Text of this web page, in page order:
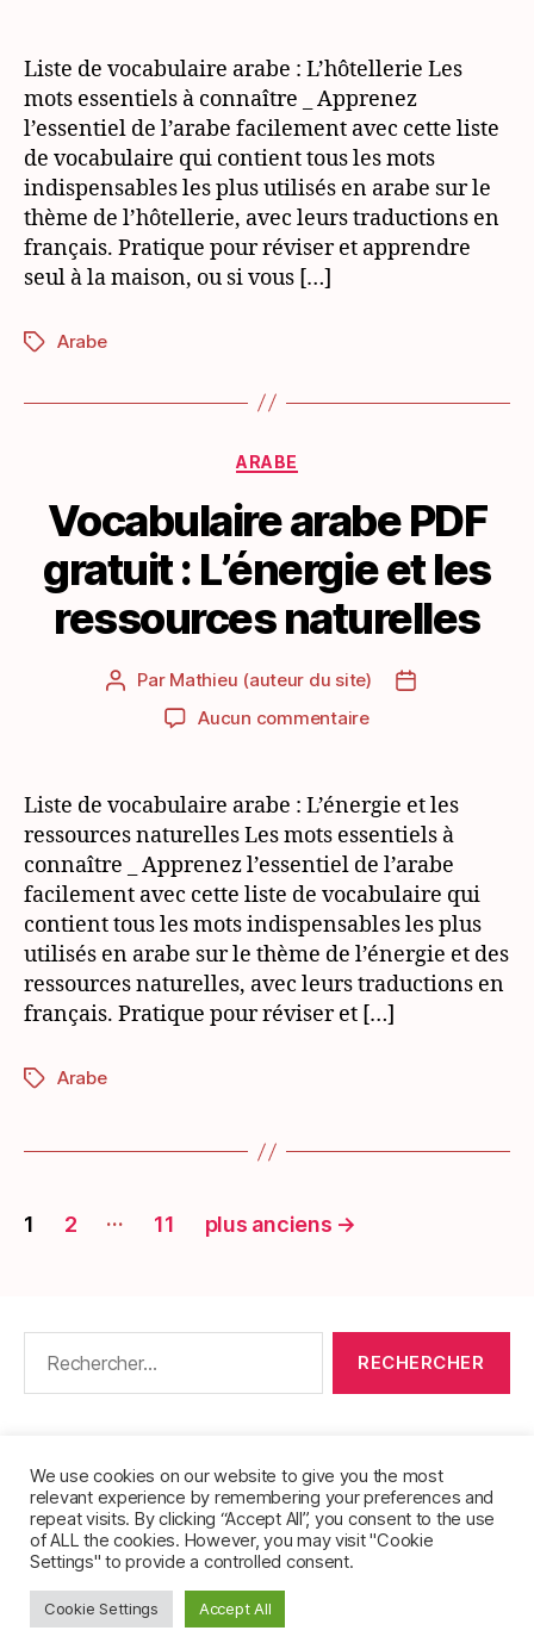
PDF
:
L’hôtellerie
Liste de vocabulaire arabe : L’hôtellerie Les
mots essentiels à connaître _ Apprenez
l’essentiel de l’arabe facilement avec cette liste
de vocabulaire qui contient tous les mots
indispensables les plus utilisés en arabe sur le
thème de l’hôtellerie, avec leurs traductions en
français. Pratique pour réviser et apprendre
seul à la maison, ou si vous […]
Étiquettes
Arabe
Catégories
ARABE
Vocabulaire arabe PDF
gratuit : L’énergie et les
ressources naturelles
Auteur
l’article
Par Mathieu (auteur du site)
Date
Aucun commentairesur
PDF
gratuit
:
L’énergie
et
les
ressources
naturelles
Liste de vocabulaire arabe : L’énergie et les
ressources naturelles Les mots essentiels à
connaître _ Apprenez l’essentiel de l’arabe
facilement avec cette liste de vocabulaire qui
contient tous les mots indispensables les plus
utilisés en arabe sur le thème de l’énergie et des
ressources naturelles, avec leurs traductions en
français. Pratique pour réviser et […]
Étiquettes
Arabe
Pagination
1 2 … 11 plus anciens →
À PROPOS•MENTIONS LÉGALES•
POLITIQUE DE CONFIDENTIALITÉ
© 2026 FichesVocabulaire.com
We use cookies on our website to give you the most
relevant experience by remembering your preferences and
repeat visits. By clicking “Accept All”, you consent to the use
of ALL the cookies. However, you may visit "Cookie
Settings" to provide a controlled consent.
Cookie Settings Accept All